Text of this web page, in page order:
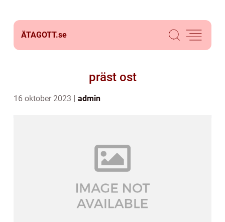
ÄTAGOTT.se
präst ost
16 oktober 2023 admin